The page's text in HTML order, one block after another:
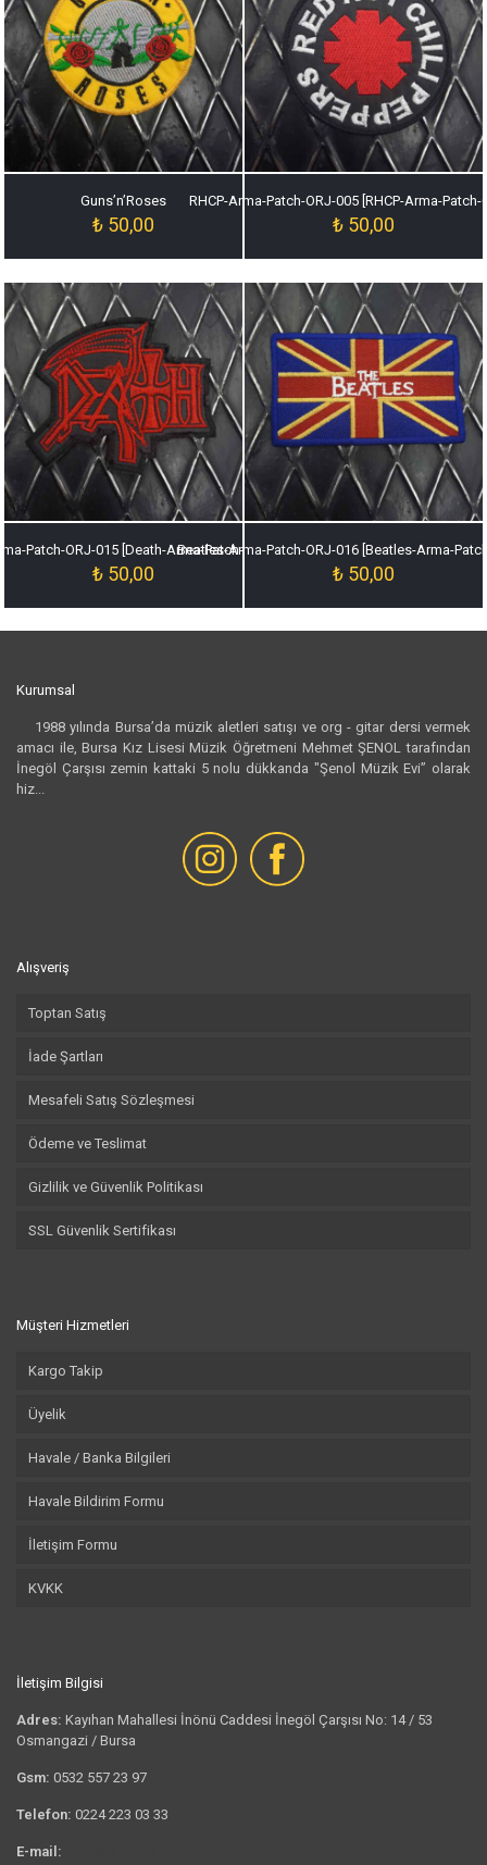
Guns’n’Roses
₺ 50,00
RHCP-Arma-Patch-ORJ-005 [RHCP-Arma-Patch-
₺ 50,00
Patch-ORJ-015 [Death-Arma-Patch-ORJ-015]
₺ 50,00
Beatles-Arma-Patch-ORJ-016 [Beatles-Arma-
₺ 50,00
Kurumsal
1988 yılında Bursa’da müzik aletleri satışı ve org - gitar dersi vermek
amacı ile, Bursa Kız Lisesi Müzik Öğretmeni Mehmet ŞENOL tarafından
İnegöl Çarşısı zemin kattaki 5 nolu dükkanda "Şenol Müzik Evi” olarak
hiz...
Alışveriş
Toptan Satış
İade Şartları
Mesafeli Satış Sözleşmesi
Ödeme ve Teslimat
Gizlilik ve Güvenlik Politikası
SSL Güvenlik Sertifikası
Müşteri Hizmetleri
Kargo Takip
Üyelik
Havale / Banka Bilgileri
Havale Bildirim Formu
İletişim Formu
KVKK
İletişim Bilgisi
Adres: Kayıhan Mahallesi İnönü Caddesi İnegöl Çarşısı No: 14 / 53
Osmangazi / Bursa
Gsm: 0532 557 23 97
Telefon: 0224 223 03 33
E-mail: